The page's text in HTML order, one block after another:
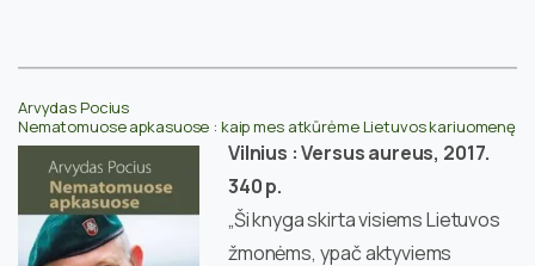
Arvydas Pocius
Nematomuose apkasuose : kaip mes atkūrėme Lietuvos kariuomenę
Vilnius : Versus aureus, 2017.
340 p.
„Ši knyga skirta visiems Lietuvos
žmonėms, ypač aktyviems